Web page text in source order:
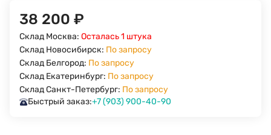
38 200 ₽
Склад Москва: Осталась 1 штука
Склад Новосибирск: По запросу
Склад Белгород: По запросу
Склад Екатеринбург: По запросу
Склад Санкт-Петербург: По запросу
Быстрый заказ:+7 (903) 900-40-90